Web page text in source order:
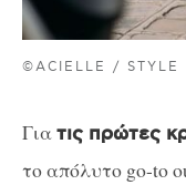
©ACIELLE / STYLE
Γιατις πρώτες
το απόλυτο go-to